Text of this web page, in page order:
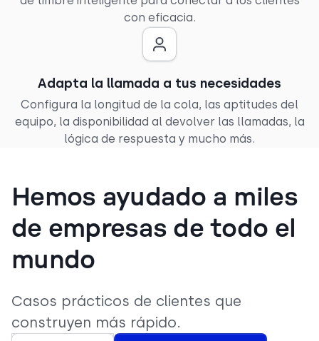
con eficacia.
Adapta la llamada a tus necesidades
Configura la longitud de la cola, las aptitudes del
equipo, la disponibilidad al devolver las llamadas, la
lógica de respuesta y mucho más.
Hemos ayudado a miles
de empresas de todo el
mundo
Casos prácticos de clientes que
construyen más rápido.